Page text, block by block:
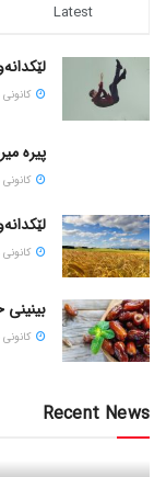
Latest
كانونی
پیره
كانونی
كانونی
بینینی
كانونی
Recent News